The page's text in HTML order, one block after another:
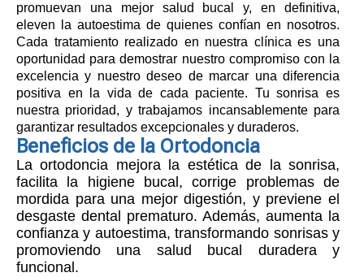
promuevan una mejor salud bucal y, en definitiva,
eleven la autoestima de quienes confían en nosotros.
Cada tratamiento realizado en nuestra clínica es una
oportunidad para demostrar nuestro compromiso con la
excelencia y nuestro deseo de marcar una diferencia
positiva en la vida de cada paciente. Tu sonrisa es
nuestra prioridad, y trabajamos incansablemente para
garantizar resultados excepcionales y duraderos.
Beneficios de la Ortodoncia
La ortodoncia mejora la estética de la sonrisa,
facilita la higiene bucal, corrige problemas de
mordida para una mejor digestión, y previene el
desgaste dental prematuro. Además, aumenta la
confianza y autoestima, transformando sonrisas y
promoviendo una salud bucal duradera y
funcional.